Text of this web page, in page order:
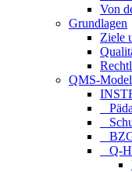
Von
Grundlagen
Ziele
QMS-
_
_
_
_ Q-